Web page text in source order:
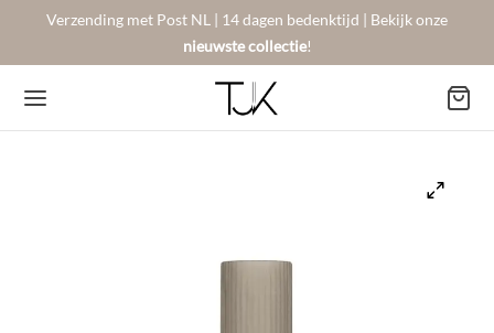
Verzending met Post NL | 14 dagen bedenktijd | Bekijk onze
nieuwste collectie!